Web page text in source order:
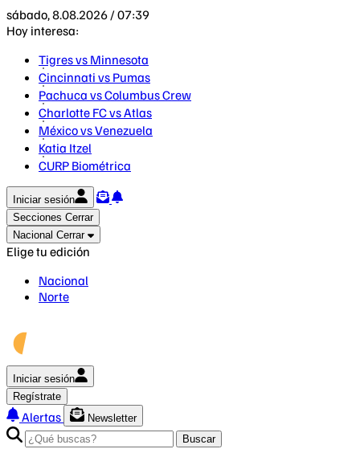
sábado, 8.08.2026 / 07:39
Hoy interesa:
Tigres vs Minnesota
Cincinnati vs Pumas
Pachuca vs Columbus Crew
Charlotte FC vs Atlas
México vs Venezuela
Katia Itzel
CURP Biométrica
Iniciar sesión
Secciones Cerrar
Nacional Cerrar
Elige tu edición
Nacional
Norte
Iniciar sesión
Regístrate
Alertas
Newsletter
Buscar